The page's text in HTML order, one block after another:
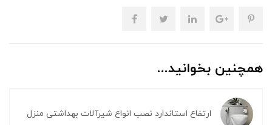
همچنین بخوانید...
ارتفاع استاندارد نصب انواع شیرآلات بهداشتی منزل